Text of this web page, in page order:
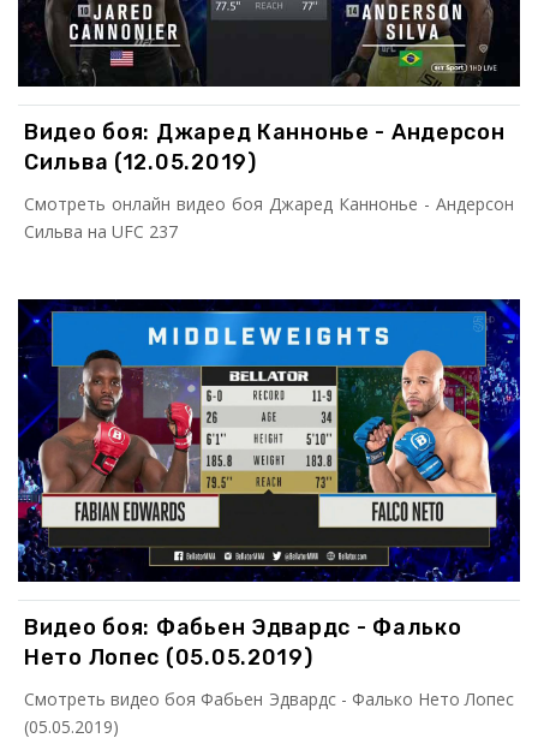
Видео боя: Джаред Каннонье - Андерсон
Сильва (12.05.2019)
Смотреть онлайн видео боя Джаред Каннонье - Андерсон
Сильва на UFC 237
Видео боя: Фабьен Эдвардс - Фалько
Нето Лопес (05.05.2019)
Смотреть видео боя Фабьен Эдвардс - Фалько Нето Лопес
(05.05.2019)